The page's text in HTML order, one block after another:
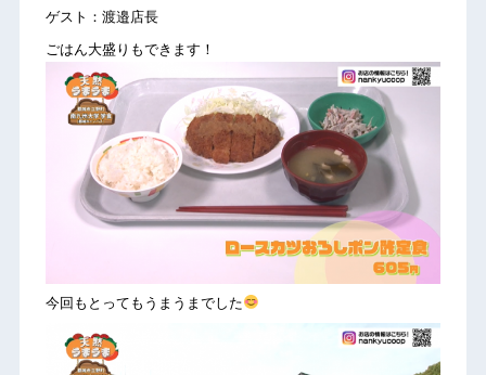
ゲスト：渡邉店長
ごはん大盛りもできます！
今回もとってもうまうまでした